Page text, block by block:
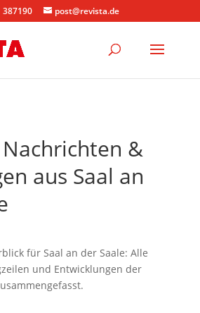
387190 post@revista.de
&
aus Saal an
für Saal an der Saale: Alle
und Entwicklungen der